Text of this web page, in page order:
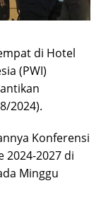
di Hotel
(PWI)
2024).
Konferensi
2024-2027 di
Minggu